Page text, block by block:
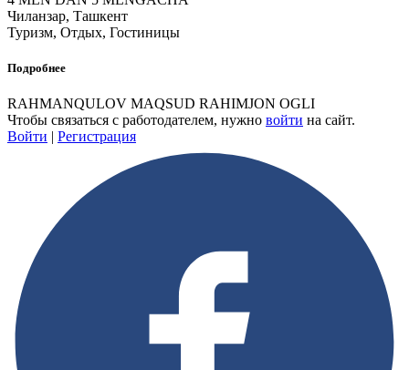
Чиланзар, Ташкент
Туризм, Отдых, Гостиницы
Подробнее
RAHMANQULOV MAQSUD RAHIMJON OGLI
Чтобы связаться с работодателем, нужно войти на сайт.
Войти | Регистрация